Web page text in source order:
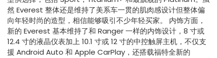
然 Everest 整体还是维持了美系车一贯的肌肉感设计但整体偏
向年轻时尚的造型，相信能够吸引不少年轻买家。 内饰方面，
新的 Everest 基本维持了和 Ranger 一样的内饰设计，8 寸或
12.4 寸的液晶仪表加上 10.1 寸或 12 寸的中控触屏主机，不仅支
援 Android Auto 和 Apple CarPlay，还搭载福特全新的